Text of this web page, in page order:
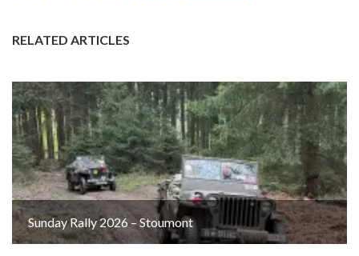
RELATED ARTICLES
Sunday Rally 2026 – Stoumont